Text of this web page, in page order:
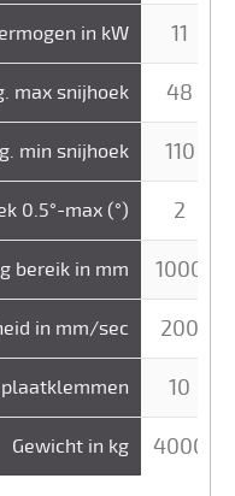
in kW
max snijhoek
min snijhoek
0.5°-max (°)
bereik in mm
in mm/sec
Gewicht in kg
11
48
110
2
1000
200
10
4000